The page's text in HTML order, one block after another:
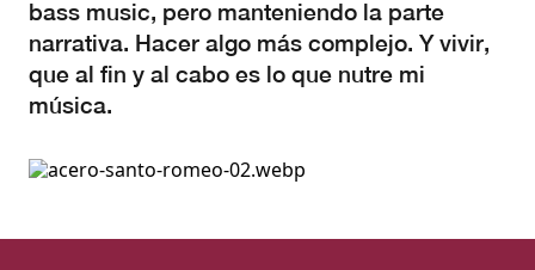
bass music, pero manteniendo la parte
narrativa. Hacer algo más complejo. Y vivir,
que al fin y al cabo es lo que nutre mi
música.